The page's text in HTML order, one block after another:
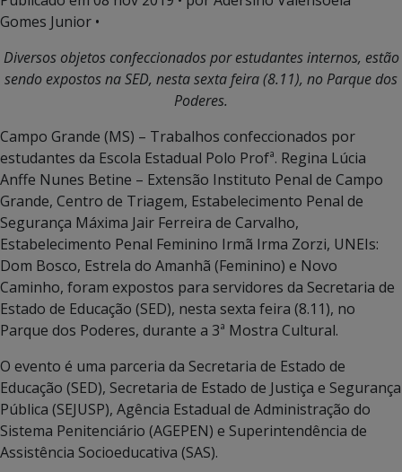
Gomes Junior •
Diversos objetos confeccionados por estudantes internos, estão
sendo expostos na SED, nesta sexta feira (8.11), no Parque dos
Poderes.
Campo Grande (MS) – Trabalhos confeccionados por
estudantes da Escola Estadual Polo Profª. Regina Lúcia
Anffe Nunes Betine – Extensão Instituto Penal de Campo
Grande, Centro de Triagem, Estabelecimento Penal de
Segurança Máxima Jair Ferreira de Carvalho,
Estabelecimento Penal Feminino Irmã Irma Zorzi, UNEIs:
Dom Bosco, Estrela do Amanhã (Feminino) e Novo
Caminho, foram expostos para servidores da Secretaria de
Estado de Educação (SED), nesta sexta feira (8.11), no
Parque dos Poderes, durante a 3ª Mostra Cultural.
O evento é uma parceria da Secretaria de Estado de
Educação (SED), Secretaria de Estado de Justiça e Segurança
Pública (SEJUSP), Agência Estadual de Administração do
Sistema Penitenciário (AGEPEN) e Superintendência de
Assistência Socioeducativa (SAS).